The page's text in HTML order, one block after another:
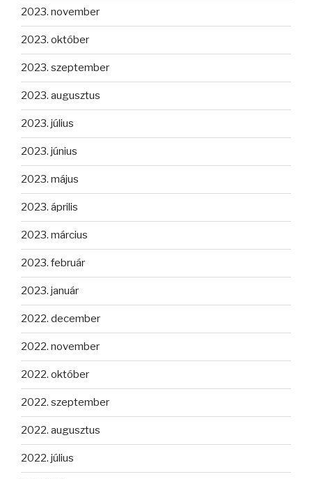
2023. november
2023. október
2023. szeptember
2023. augusztus
2023. július
2023. június
2023. május
2023. április
2023. március
2023. február
2023. január
2022. december
2022. november
2022. október
2022. szeptember
2022. augusztus
2022. július